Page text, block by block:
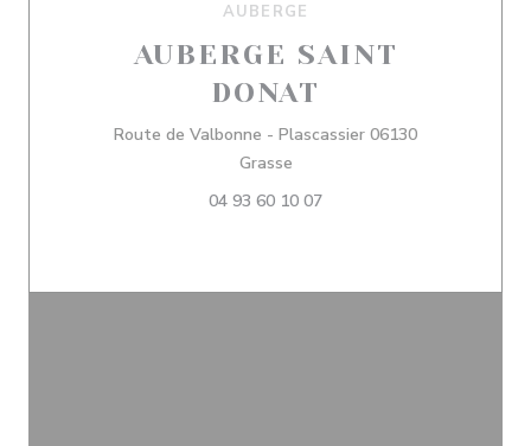
AUBERGE
AUBERGE SAINT
DONAT
Route de Valbonne - Plascassier 06130
Grasse((ouvre une nouvelle fenêtre))
04 93 60 10 07